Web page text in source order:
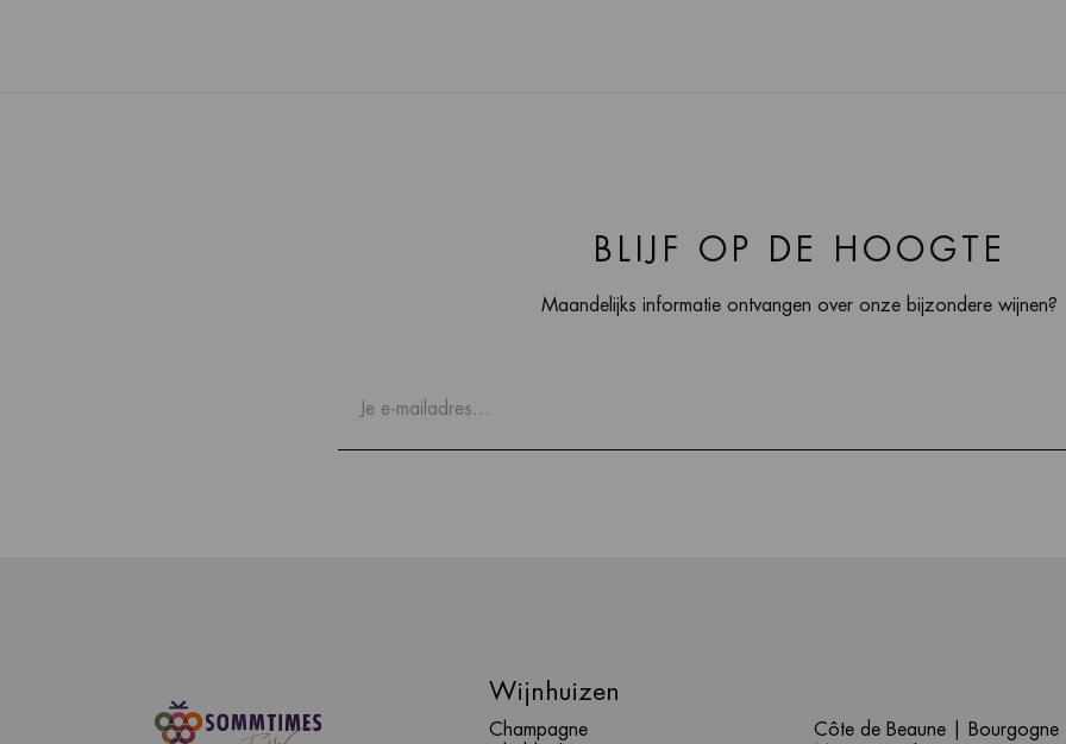
BLIJF OP DE HOOGTE
Maandelijks informatie ontvangen over onze bijzondere wijnen?
Wijnhuizen
Champagne
Côte de Beaune | Bourgogne